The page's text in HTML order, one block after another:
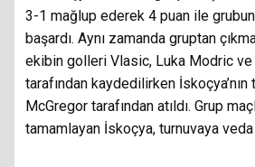
3-1 mağlup ederek 4 puan ile
başardı. Aynı zamanda gruptan
ekibin golleri Vlasic, Luka Modric
tarafından kaydedilirken
McGregor tarafından atıldı. Grup
tamamlayan İskoçya, turnuvaya